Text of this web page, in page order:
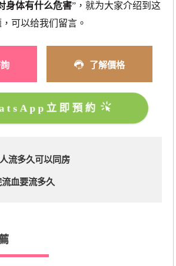
身体有什么危害”，就为大家介绍到这
可以给我们留言。
了解價格
立即預約
流多久可以同房
流血要流多久